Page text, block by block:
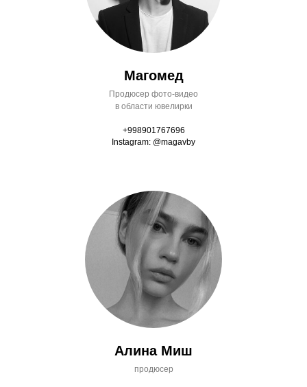
Магомед
Продюсер фото-видео
в области ювелирки
+998901767696
Instagram: @magavby
Алина Миш
продюсер